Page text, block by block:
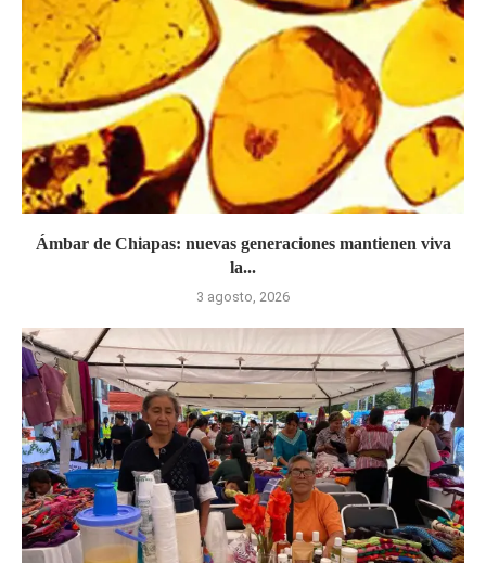
Ámbar de Chiapas: nuevas generaciones mantienen viva
la...
3 agosto, 2026